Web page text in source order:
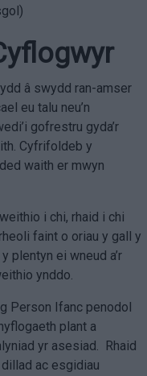
â swydd ran-amser
eu talu neu’n
gofrestru gyda’r
Cyfrifoldeb y
waith er mwyn
i chi, rhaid i chi
faint o oriau y gall y
plentyn ei wneud a’r
ynddo.
Person Ifanc penodol
plant a
yr asesiad. Rhaid
ac esgidiau